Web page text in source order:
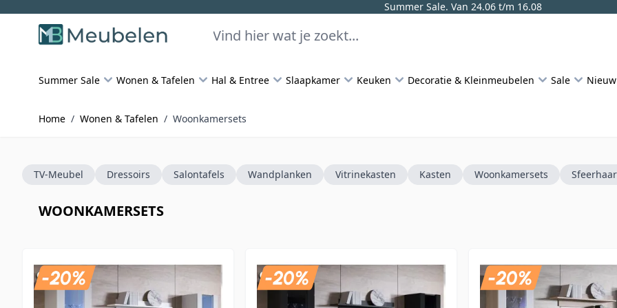
Summer Sale. Van 24.06 t/m 16.08
Skip to Content
Zoeken
Summer Sale Wonen & Tafelen Hal & Entree Slaapkamer Keuken Decoratie & Kleinmeubelen Sale Nieuw
Home / Wonen & Tafelen / Woonkamersets
TV-Meubel Dressoirs Salontafels Wandplanken Vitrinekasten Kasten Woonkamersets
WOONKAMERSETS